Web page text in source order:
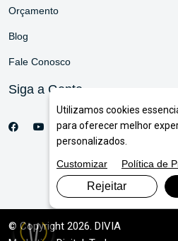
Orçamento
Blog
Fale Conosco
Siga a Gente
© Copyright 2026. DIVIA
Utilizamos cookies
para oferecer melhor
personalizados.
Customizar
Política de
Rejeitar